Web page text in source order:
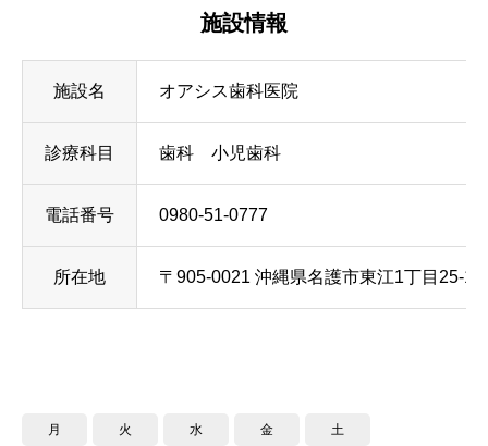
施設情報
施設名 オアシス歯科医院
診療科目 歯科 小児歯科
電話番号 0980-51-0777
所在地 〒905-0021 沖縄県名護市東江1丁目25-14
月 火 水 金 土